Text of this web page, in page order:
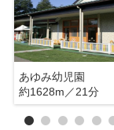
あゆみ幼児園
約1628m／21分